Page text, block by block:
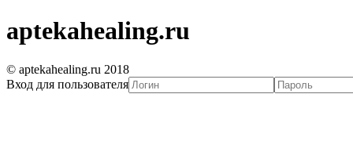
aptekahealing.ru
© aptekahealing.ru 2018
Вход для пользователя